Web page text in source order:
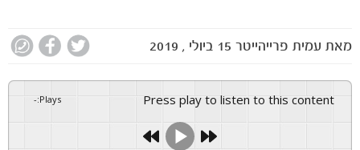
מאת עמית פרייהייטר 15 ביולי , 2019
Press play to listen to this content
Plays
:
-